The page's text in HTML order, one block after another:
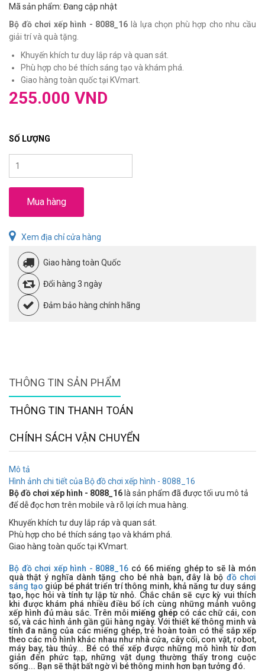
Mã sản phẩm: Đang cập nhật
Bộ đồ chơi xếp hình - 8088_16 là lựa chọn phù hợp cho nhu cầu
giải trí và quà tặng.
Khuyến khích tư duy lắp ráp và quan sát.
Phù hợp cho bé thích sáng tạo và khám phá.
Giao hàng toàn quốc tại KVmart.
255.000 VND
SỐ LƯỢNG
Mua hàng
Xem địa chỉ cửa hàng
Giao hàng toàn Quốc
Đổi hàng 3 ngày
Đảm bảo hàng chính hãng
THÔNG TIN SẢN PHẨM
THÔNG TIN THANH TOÁN
CHÍNH SÁCH VẬN CHUYỂN
Mô tả
Hình ảnh chi tiết của Bộ đồ chơi xếp hình - 8088_16
Bộ đồ chơi xếp hình - 8088_16 là sản phẩm đã được tối ưu mô tả
để dễ đọc hơn trên mobile và rõ lợi ích mua hàng.
Khuyến khích tư duy lắp ráp và quan sát.
Phù hợp cho bé thích sáng tạo và khám phá.
Giao hàng toàn quốc tại KVmart.
Bộ đồ chơi xếp hình - 8088_16 có 66 miếng ghép to sẽ là món
quà thật ý nghĩa dành tặng cho bé nhà bạn, đây là bộ đồ chơi
sáng tạo giúp bé phát triển trí thông minh, khả năng tư duy sáng
tạo, học hỏi và tính tự lập từ nhỏ. Chắc chắn sẽ cực kỳ vui thích
khi được khám phá nhiều điều bổ ích cùng những mảnh vuông
xếp hình đủ màu sắc. Trên mỗi miếng ghép có các chữ cái, con
số, và các hình ảnh gần gũi hàng ngày. Với thiết kế thông minh và
tính đa năng của các miếng ghép, trẻ hoàn toàn có thể sắp xếp
theo các mô hình khác nhau như nhà cửa, cây cối, con vật, robot,
máy bay, tàu thủy... Bé có thể xếp được những mô hình từ đơn
giản đến phức tạp, những vật dụng thường thấy trong cuộc
sống... Bạn sẽ thật bất ngờ vì bé thông minh hơn bạn tưởng đó.